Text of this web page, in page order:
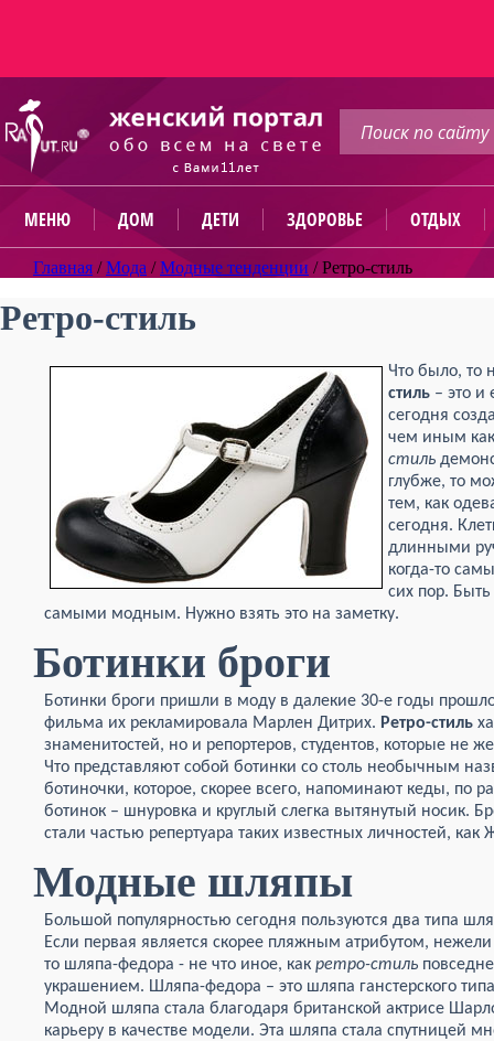
МЕНЮ ДОМ ДЕТИ ЗДОРОВЬЕ ОТДЫХ
Главная /Мода /Модные тенденции /Ретро-стиль
Ретро-стиль
Что было, то
стиль – это и
сегодня
чем иным
стиль
глубже, то
тем, как
сегодня.
длинными
когда-то
сих пор.
самыми модным. Нужно взять это на заметку.
Ботинки броги
Ботинки броги пришли в моду в далекие 30-е годы
фильма их рекламировала Марлен Дитрих. Ретро-стиль
знаменитостей, но и репортеров, студентов, которые не
Что представляют собой ботинки со столь необычным
ботиночки, которое, скорее всего, напоминают кеды, по
ботинок – шнуровка и круглый слегка вытянутый носик.
стали частью репертуара таких известных личностей,
Модные шляпы
Большой популярностью сегодня пользуются два типа
Если первая является скорее пляжным атрибутом,
то шляпа-федора - не что иное, как ретро-стиль
украшением. Шляпа-федора – это шляпа ганстерского
Модной шляпа стала благодаря британской актрисе
карьеру в качестве модели. Эта шляпа стала спутницей